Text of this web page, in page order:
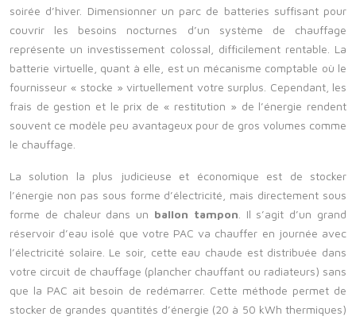
soirée d’hiver. Dimensionner un parc de batteries suffisant pour
couvrir les besoins nocturnes d’un système de chauffage
représente un investissement colossal, difficilement rentable. La
batterie virtuelle, quant à elle, est un mécanisme comptable où le
fournisseur « stocke » virtuellement votre surplus. Cependant, les
frais de gestion et le prix de « restitution » de l’énergie rendent
souvent ce modèle peu avantageux pour de gros volumes comme
le chauffage.
La solution la plus judicieuse et économique est de stocker
l’énergie non pas sous forme d’électricité, mais directement sous
forme de chaleur dans un ballon tampon. Il s’agit d’un grand
réservoir d’eau isolé que votre PAC va chauffer en journée avec
l’électricité solaire. Le soir, cette eau chaude est distribuée dans
votre circuit de chauffage (plancher chauffant ou radiateurs) sans
que la PAC ait besoin de redémarrer. Cette méthode permet de
stocker de grandes quantités d’énergie (20 à 50 kWh thermiques)